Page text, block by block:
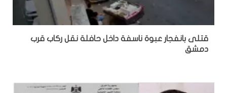
قتلى بانفجار عبوة ناسفة داخل حافلة نقل ركاب قرب
دمشق